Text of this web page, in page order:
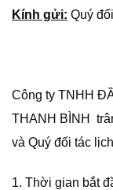
Kính gửi: Quý
Công ty TNHH
THANH BÌNH
và Quý đối tác
1. Thời gian bắt